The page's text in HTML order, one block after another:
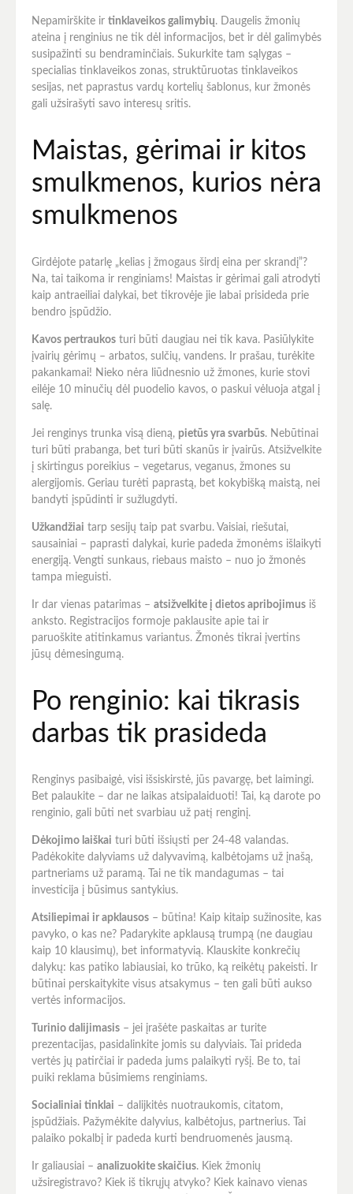
Nepamirškite ir tinklaveikos galimybių. Daugelis žmonių
ateina į renginius ne tik dėl informacijos, bet ir dėl galimybės
susipažinti su bendraminčiais. Sukurkite tam sąlygas –
specialias tinklaveikos zonas, struktūruotas tinklaveikos
sesijas, net paprastus vardų kortelių šablonus, kur žmonės
gali užsirašyti savo interesų sritis.
Maistas, gėrimai ir kitos
smulkmenos, kurios nėra
smulkmenos
Girdėjote patarlę „kelias į žmogaus širdį eina per skrandį”?
Na, tai taikoma ir renginiams! Maistas ir gėrimai gali atrodyti
kaip antraeiliai dalykai, bet tikrovėje jie labai prisideda prie
bendro įspūdžio.
Kavos pertraukos turi būti daugiau nei tik kava. Pasiūlykite
įvairių gėrimų – arbatos, sulčių, vandens. Ir prašau, turėkite
pakankamai! Nieko nėra liūdnesnio už žmones, kurie stovi
eilėje 10 minučių dėl puodelio kavos, o paskui vėluoja atgal į
salę.
Jei renginys trunka visą dieną, pietūs yra svarbūs. Nebūtinai
turi būti prabanga, bet turi būti skanūs ir įvairūs. Atsižvelkite
į skirtingus poreikius – vegetarus, veganus, žmones su
alergijomis. Geriau turėti paprastą, bet kokybišką maistą, nei
bandyti įspūdinti ir sužlugdyti.
Užkandžiai tarp sesijų taip pat svarbu. Vaisiai, riešutai,
sausainiai – paprasti dalykai, kurie padeda žmonėms išlaikyti
energiją. Vengti sunkaus, riebaus maisto – nuo jo žmonės
tampa mieguisti.
Ir dar vienas patarimas – atsižvelkite į dietos apribojimus iš
anksto. Registracijos formoje paklausite apie tai ir
paruoškite atitinkamus variantus. Žmonės tikrai įvertins
jūsų dėmesingumą.
Po renginio: kai tikrasis
darbas tik prasideda
Renginys pasibaigė, visi išsiskirstė, jūs pavargę, bet laimingi.
Bet palaukite – dar ne laikas atsipalaiduoti! Tai, ką darote po
renginio, gali būti net svarbiau už patį renginį.
Dėkojimo laiškai turi būti išsiųsti per 24-48 valandas.
Padėkokite dalyviams už dalyvavimą, kalbėtojams už įnašą,
partneriams už paramą. Tai ne tik mandagumas – tai
investicija į būsimus santykius.
Atsiliepimai ir apklausos – būtina! Kaip kitaip sužinosite, kas
pavyko, o kas ne? Padarykite apklausą trumpą (ne daugiau
kaip 10 klausimų), bet informatyvią. Klauskite konkrečių
dalykų: kas patiko labiausiai, ko trūko, ką reikėtų pakeisti. Ir
būtinai perskaitykite visus atsakymus – ten gali būti aukso
vertės informacijos.
Turinio dalijimasis – jei įrašėte paskaitas ar turite
prezentacijas, pasidalinkite jomis su dalyviais. Tai prideda
vertės jų patirčiai ir padeda jums palaikyti ryšį. Be to, tai
puiki reklama būsimiems renginiams.
Socialiniai tinklai – dalijkitės nuotraukomis, citatom,
įspūdžiais. Pažymėkite dalyvius, kalbėtojus, partnerius. Tai
palaiko pokalbį ir padeda kurti bendruomenės jausmą.
Ir galiausiai – analizuokite skaičius. Kiek žmonių
užsiregistravo? Kiek iš tikrųjų atvyko? Kiek kainavo vienas